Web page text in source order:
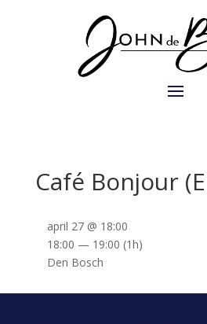
Café Bonjour
april 27 @ 18:00
18:00 — 19:00 (1h)
Den Bosch